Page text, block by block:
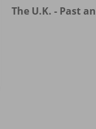
The U.K. - Past